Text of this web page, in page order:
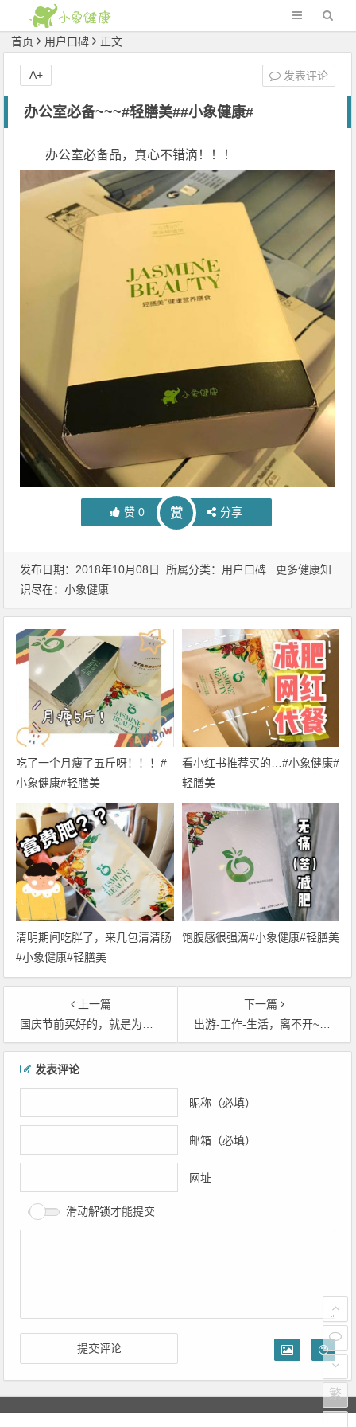
首页 用户口碑 正文
办公室必备~~~#轻膳美##小象健康#
办公室必备品，真心不错滴！！！
赞 0 赏 分享
发表评论
A+
发布日期：2018年10月08日 所属分类： 用户口碑 更多健康知
识尽在：小象健康
吃了一个月瘦了五斤呀！！！#
小象健康#轻膳美
看小红书推荐买的…#小象健康#
轻膳美
清明期间吃胖了，来几包清清肠
#小象健康#轻膳美
饱腹感很强滴#小象健康#轻膳美
上一篇
国庆节前买好的，就是为了国庆节不要让自己吃的太多太胖#纤靓##小象健康#
下一篇
出游-工作-生活，离不开~~~~#轻膳美##小象健康#
发表评论
昵称（必填）
邮箱（必填）
网址
滑动解锁才能提交
繁